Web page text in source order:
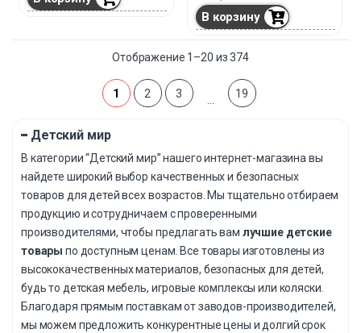
В корзину
Отображение 1–20 из 374
1 2 3 19
Детский мир
В категории “Детский мир” нашего интернет-магазина вы
найдете широкий выбор качественных и безопасных
товаров для детей всех возрастов. Мы тщательно отбираем
продукцию и сотрудничаем с проверенными
производителями, чтобы предлагать вам лучшие детские
товары по доступным ценам. Все товары изготовлены из
высококачественных материалов, безопасных для детей,
будь то детская мебель, игровые комплексы или коляски.
Благодаря прямым поставкам от заводов-производителей,
мы можем предложить конкурентные цены и долгий срок